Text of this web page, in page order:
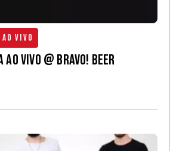
Vivo
ao Vivo @ Bravo! Beer